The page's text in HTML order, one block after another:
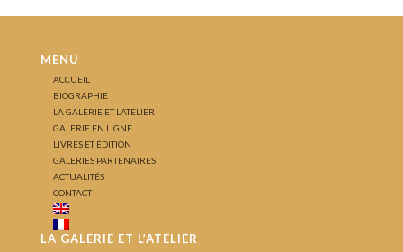
MENU
ACCUEIL
BIOGRAPHIE
LA GALERIE ET L’ATELIER
GALERIE EN LIGNE
LIVRES ET ÉDITION
GALERIES PARTENAIRES
ACTUALITÉS
CONTACT
LA GALERIE ET L’ATELIER